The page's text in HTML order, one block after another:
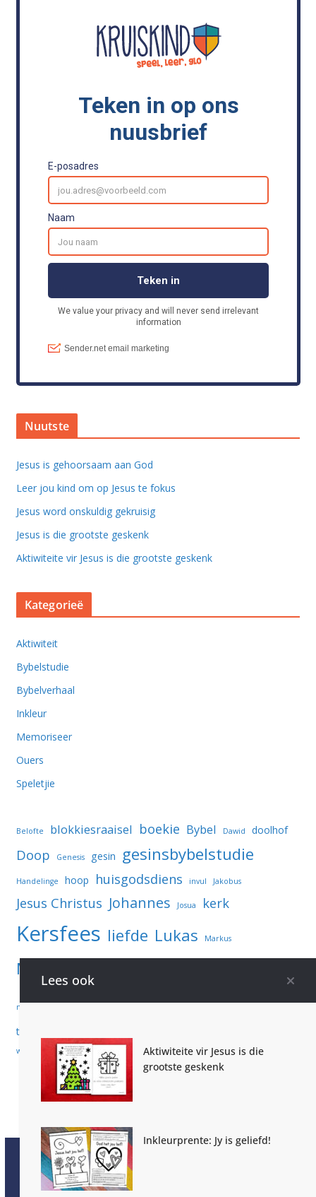
Nuutste
Jesus is gehoorsaam aan God
Leer jou kind om op Jesus te fokus
Jesus word onskuldig gekruisig
Jesus is die grootste geskenk
Aktiwiteite vir Jesus is die grootste geskenk
Kategorieë
Aktiwiteit
Bybelstudie
Bybelverhaal
Inkleur
Memoriseer
Ouers
Speletjie
Belofte blokkiesraaisel boekie Bybel Dawid doolhof
Doop Genesis gesin gesinsbybelstudie
Handelinge hoop huisgodsdiens invul Jakobus
Jesus Christus Johannes Josua kerk
Kersfees liefde Lukas Markus
Matteus
notas Paasfees Romeine teksvers
toets jou kennis
wysheid
Kopiereg © 2026 Kruiskind
Tema:ColorMag Pro
Lees ook
Aktiwiteite vir Jesus is die
grootste geskenk
Inkleurprente: Jy is geliefd!